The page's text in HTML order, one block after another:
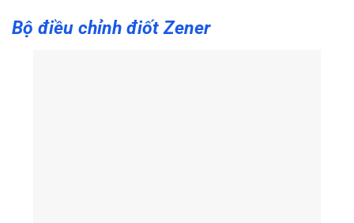
Bộ điều chỉnh điốt Zener